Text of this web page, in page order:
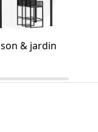
& jardin